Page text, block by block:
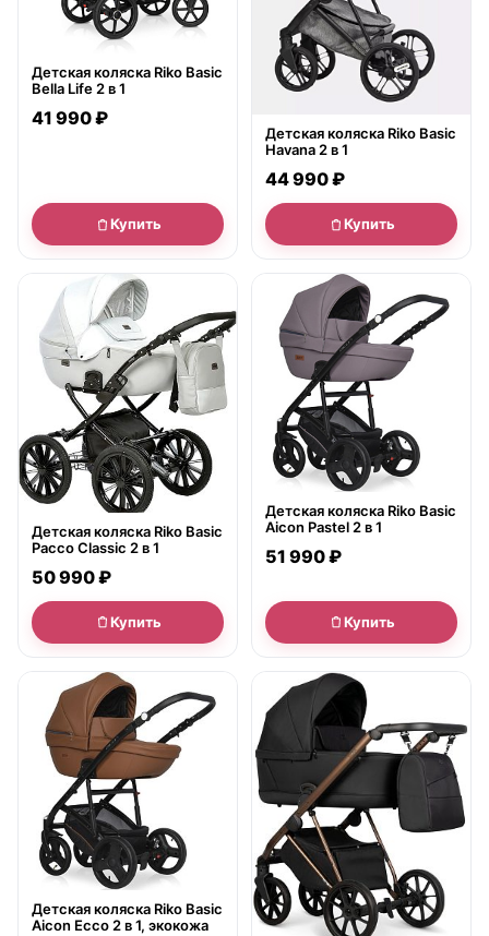
Детская коляска Riko Basic
Bella Life 2 в 1
41 990 ₽
Купить
Детская коляска Riko Basic
Havana 2 в 1
44 990 ₽
Купить
● в наличии
Детская коляска Riko Basic
Pacco Classic 2 в 1
50 990 ₽
Купить
● в наличии
Детская коляска Riko Basic
Aicon Pastel 2 в 1
51 990 ₽
Купить
● в наличии
Детская коляска Riko Basic
Aicon Ecco 2 в 1, экокожа
● в наличии